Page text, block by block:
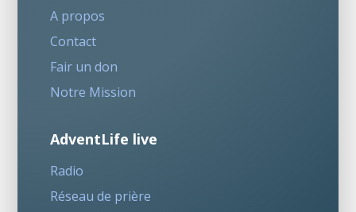
A propos
Contact
Fair un don
Notre Mission
AdventLife live
Radio
Réseau de prière